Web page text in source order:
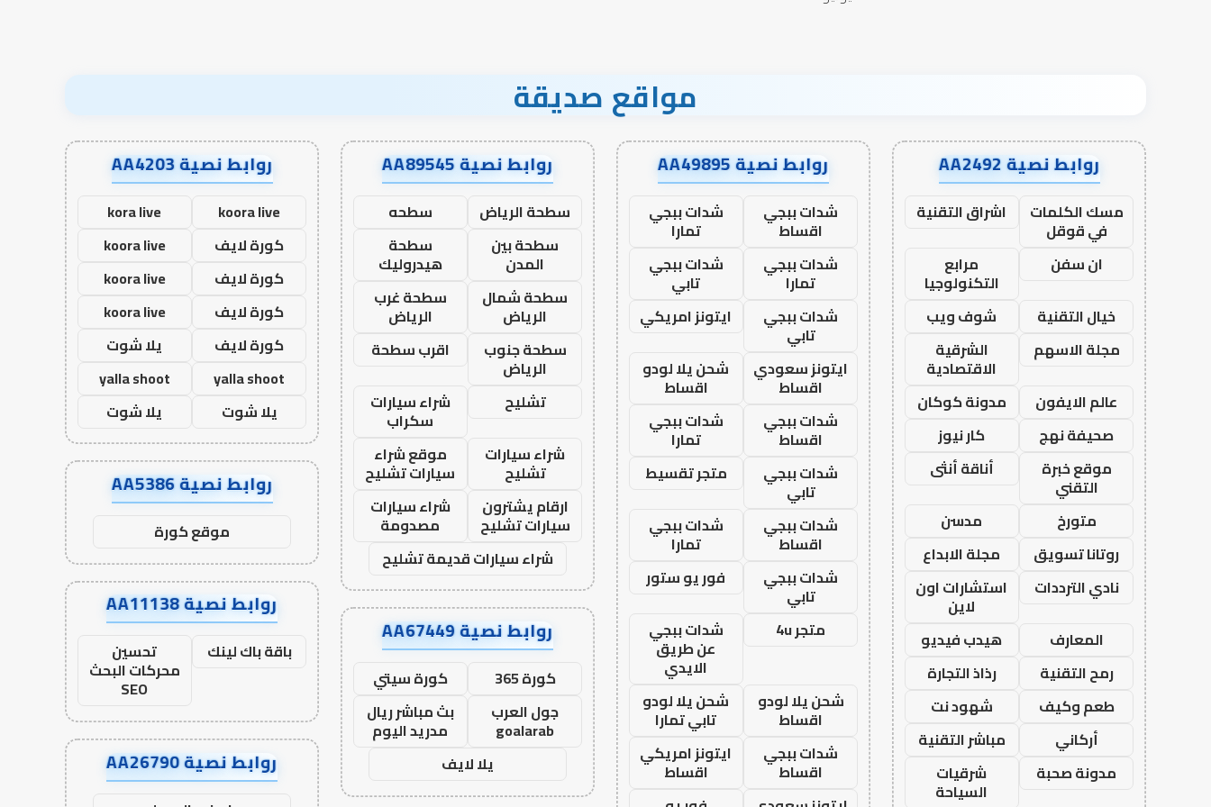
مواقع صديقة
روابط نصية AA2492
مسك الكلمات
في قوقل
اشراق التقنية
ان سفن
مرابع
التكنولوجيا
خيال التقنية
شوف ويب
مجلة الاسهم
الشرقية
الاقتصادية
عالم الايفون
مدونة كوكان
صحيفة نهج
كار نيوز
موقع خبرة
التقني
أناقة أنثى
متورخ
مدسن
روتانا تسويق
مجلة الابداع
نادي الترددات
استشارات اون
لاين
المعارف
هيدب فيديو
رمح التقنية
رذاذ التجارة
طعم وكيف
شهود نت
أركاني
مباشر التقنية
مدونة صحبة
شرقيات
السياحة
روابط نصية AA49895
شدات ببجي
اقساط
شدات ببجي
تمارا
شدات ببجي
تمارا
شدات ببجي
تابي
شدات ببجي
تابي
ايتونز امريكي
ايتونز سعودي
اقساط
شحن يلا لودو
اقساط
شدات ببجي
اقساط
شدات ببجي
تمارا
شدات ببجي
تابي
متجر تقسيط
شدات ببجي
اقساط
شدات ببجي
تمارا
شدات ببجي
تابي
فور يو ستور
متجر 4u
شدات ببجي
عن طريق
الايدي
شحن يلا لودو
اقساط
شحن يلا لودو
تابي تمارا
شدات ببجي
اقساط
ايتونز امريكي
اقساط
روابط نصية AA89545
سطحة الرياض
سطحه
سطحة بين
المدن
سطحة
هيدروليك
سطحة شمال
الرياض
سطحة غرب
الرياض
سطحة جنوب
الرياض
اقرب سطحة
تشليح
شراء سيارات
سكراب
شراء سيارات
تشليح
موقع شراء
سيارات تشليح
ارقام يشترون
سيارات تشليح
شراء سيارات
مصدومة
شراء سيارات قديمة تشليح
روابط نصية AA67449
كورة 365
كورة سيتي
جول العرب
goalarab
بث مباشر ريال
مدريد اليوم
يلا لايف
روابط نصية AA4203
koora live
kora live
كورة لايف
koora live
كورة لايف
koora live
كورة لايف
koora live
كورة لايف
يلا شوت
yalla shoot
yalla shoot
يلا شوت
يلا شوت
روابط نصية AA5386
موقع كورة
روابط نصية AA11138
باقة باك لينك تحسين
محركات البحث
SEO
روابط نصية AA26790